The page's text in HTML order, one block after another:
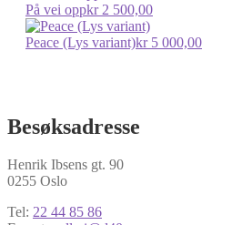
På vei oppkr2 500,00
Peace (Lys variant)kr5 000,00
Besøksadresse
Henrik Ibsens gt. 90
0255 Oslo
Tel: 22 44 85 86